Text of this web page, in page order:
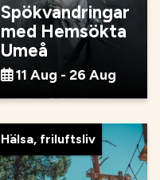
Spökvandringar
med Hemsökta
Umeå
11 Aug - 26 Aug
Hälsa, friluftsliv